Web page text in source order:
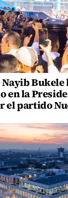
Bukele
en la
el partido